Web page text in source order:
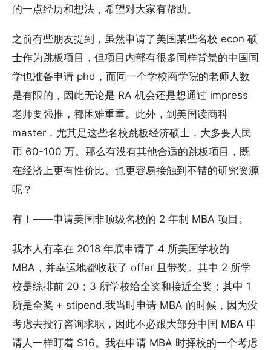
的一点经历和想法，希望对大家有帮助。
之前有些朋友提到，虽然申请了美国某些名校 econ 硕
士作为跳板项目，但项目内部有很多同样背景的中国同
学也准备申请 phd，而同一个学校商学院的老师人数
是有限的，因此无论是 RA 机会还是想通过 impress
老师要强推，都困难重重。此外，到美国读商科
master，尤其是这些名校跳板经济硕士，大多要人民
币 60-100 万。那么有没有其他合适的跳板项目，既
在经济上更有性价比、也更容易接触到不错的研究资源
呢？
有！——申请美国非顶级名校的 2 年制 MBA 项目。
我本人有幸在 2018 年底申请了 4 所美国学校的
MBA，并幸运地都收获了 offer 且带奖。其中 2 所学
校是综排前 20；3 所学校给全奖和接近全奖；其中 1
所是全奖 + stipend.我当时申请 MBA 的时候，因为没
考虑去投行咨询求职，因此不必跟大部分中国 MBA 申
请人一样盯着 S16。我在申请 MBA 时择校的一个考虑